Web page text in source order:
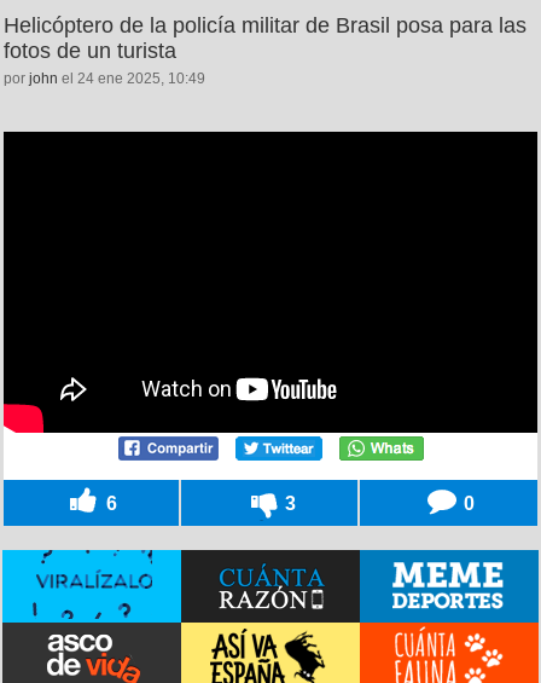
Helicóptero de la policía militar de Brasil posa para las
fotos de un turista
por john el 24 ene 2025, 10:49
6 3 0